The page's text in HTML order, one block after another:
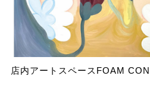
店内アートスペースFOAM